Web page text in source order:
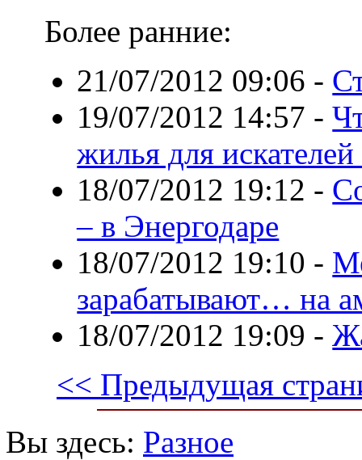
Более ранние:
21/07/2012 09:06 -
19/07/2012 14:57 -
жилья для
18/07/2012 19:12 -
– в Энергодаре
18/07/2012 19:10 -
зарабатывают… на
18/07/2012 19:09 -
<< Предыдущая
Вы здесь: Разное